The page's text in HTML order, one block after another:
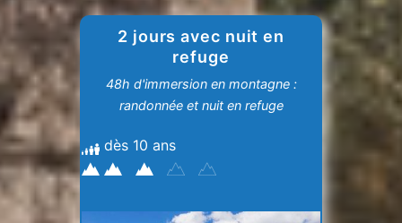
2 jours avec nuit en
refuge
48h d'immersion en montagne :
randonnée et nuit en refuge
dès 10 ans